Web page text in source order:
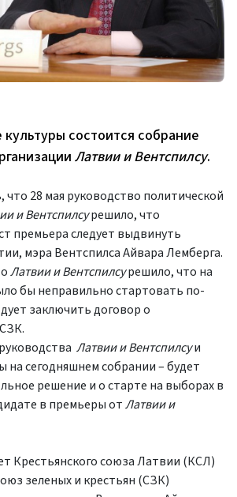
состоится собрание
Латвии и Вентспилсу.
что 28 мая руководство политической
и Вентспилсурешило, что
премьера следует выдвинуть
мэра Вентспилса Айвара Лемберга.
Латвии и Вентспилсурешило, что на
бы неправильно стартовать по-
заключить договор о
Латвии и Вентспилсуи
на сегодняшнем собрании – будет
решение и о старте на выборах в
в премьеры отЛатвии и
Крестьянского союза Латвии (КСЛ)
зеленых и крестьян (СЗК)